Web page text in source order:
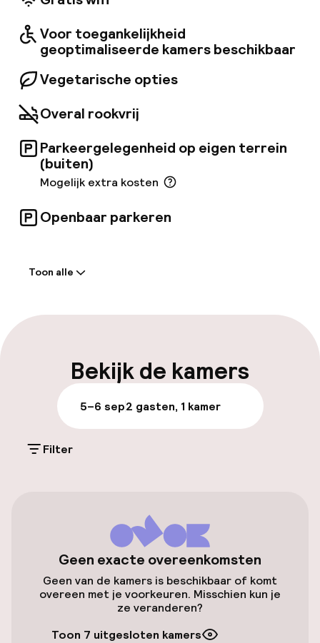
Voor toegankelijkheid
geoptimaliseerde kamers beschikbaar
Vegetarische opties
Overal rookvrij
Parkeergelegenheid op eigen terrein
(buiten)
Mogelijk extra kosten
Openbaar parkeren
Express check-in mogelijk
Bagageruimte
Parkeren & mobiliteit
Openbaar parkeren
Toon alle
Bekijk de kamers
5–6 sep2 gasten, 1 kamer
Filter
Geen exacte overeenkomsten
Geen van de kamers is beschikbaar of komt
overeen met je voorkeuren. Misschien kun je
ze veranderen?
Toon 7 uitgesloten kamers